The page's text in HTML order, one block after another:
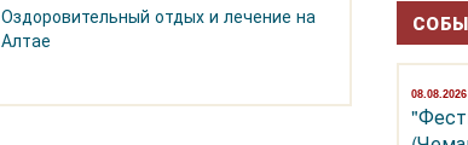
Оздоровительный отдых и лечение на
Алтае
08.08.2026